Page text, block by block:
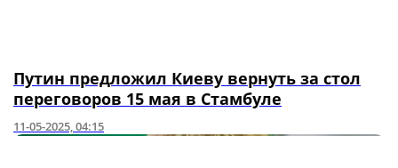
Путин предложил Киеву вернуть за стол
переговоров 15 мая в Стамбуле
11-05-2025, 04:15